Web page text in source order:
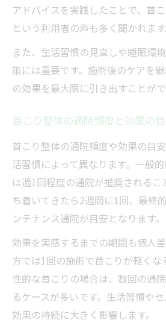
アドバイスを実践したことで、首
という利用者の声も多く聞かれます
また、生活習慣の見直しや睡眠環
策には重要です。施術後のケアを
の効果を最大限に引き出すことがで
首こり整体の通院頻度と効果の
首こり整体の通院頻度や効果の目
活習慣によって異なります。一般
は週1回程度の通院が推奨される
ち着いてきたら2週間に1回、最終
ンテナンス通院が目安となります。
効果を実感するまでの期間も個人
方では1回の施術で首こりが軽くな
性的な首こりの場合は、数回の通
るケースが多いです。生活習慣やセ
効果の持続に大きく影響します。